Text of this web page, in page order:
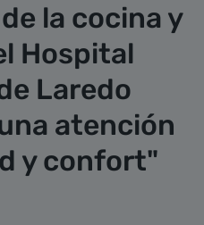
la cocina y
Hospital
Laredo
atención
y confort"